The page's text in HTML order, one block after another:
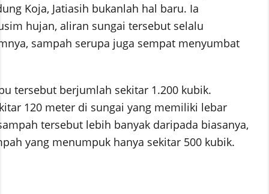
Koja, Jatiasih bukanlah hal baru. Ia
hujan, aliran sungai tersebut selalu
sampah serupa juga sempat menyumbat
tersebut berjumlah sekitar 1.200 kubik.
120 meter di sungai yang memiliki lebar
tersebut lebih banyak daripada biasanya,
yang menumpuk hanya sekitar 500 kubik.